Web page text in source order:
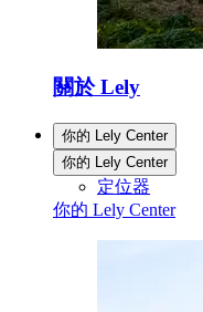
關於 Lely
你的 Lely Center
你的 Lely Center
定位器
你的 Lely Center